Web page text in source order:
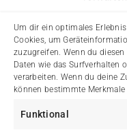
Um dir ein optimales
Cookies, um
zuzugreifen. Wenn du
Daten wie das Surfverhalten
verarbeiten. Wenn du deine
können bestimmte
Funktional
Aktuelle Dorfgeschichten
Städtische Meldungen
Amtliche Bekanntmachung